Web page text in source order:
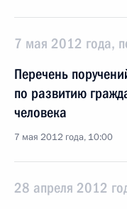
7 мая 2012 года,
Перечень
по развитию
человека
7 мая 2012 года, 10:00
28 апреля 2012